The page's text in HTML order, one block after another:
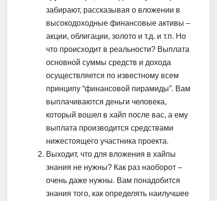
забирают, рассказывая о вложении в
высокодоходные финансовые активы –
акции, облигации, золото и т.д. и т.п. Но
что происходит в реальности? Выплата
основной суммы средств и дохода
осуществляется по известному всем
принципу “финансовой пирамиды”. Вам
выплачиваются деньги человека,
который вошел в хайп после вас, а ему
выплата производится средствами
нижестоящего участника проекта.
Выходит, что для вложения в хайпы
знания не нужны? Как раз наоборот –
очень даже нужны. Вам понадобится
знания того, как определять наилучшее